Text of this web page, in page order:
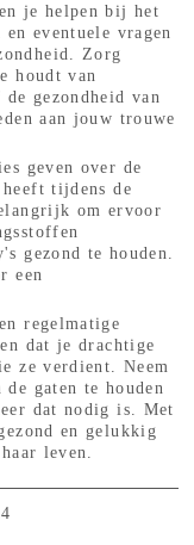
je helpen bij het
eventuele vragen
Zorg
houdt van
gezondheid van
aan jouw trouwe
geven over de
tijdens de
om ervoor
gezond te houden.
een
regelmatige
dat je drachtige
ze verdient. Neem
gaten te houden
dat nodig is. Met
en gelukkig
leven.